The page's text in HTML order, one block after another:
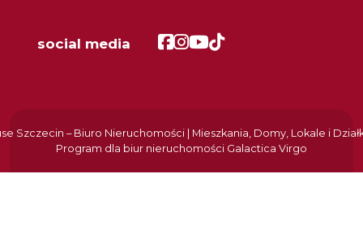
social media Facebook
Facebook
Facebook
Facebook
Szczecin – Biuro Nieruchomości | Mieszkania, Domy, Lokale i
Program dla biur nieruchomości Galactica Virgo